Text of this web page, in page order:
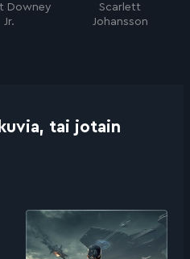
Downey
Jr.
Scarlett
Johansson
tai jotain